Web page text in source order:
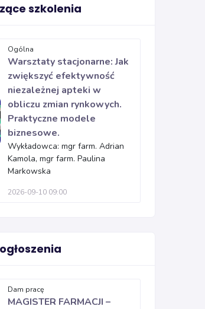
szkolenia
Ogólna
Warsztaty stacjonarne: Jak
zwiększyć efektywność
niezależnej apteki w
obliczu zmian rynkowych.
Praktyczne modele
biznesowe.
Wykładowca: mgr farm. Adrian
Kamola, mgr farm. Paulina
Markowska
2026-09-10 09:00
Dam pracę
MAGISTER FARMACJI –